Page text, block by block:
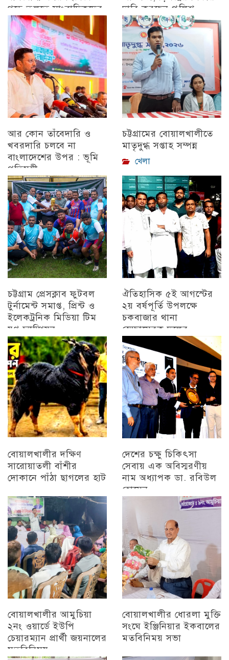
গড়ে তুলতে সাংবাদিকদের
ইতিবাচক ভূমিকা গুরুত্বপূর্ণ
: সিডিএ চেয়ারম্যান
চট্টগ্রাম
দাবি করছেন পুলিশ
অন্যান্য
আর কোন তাঁবেদারি ও
খবরদারি চলবে না
বাংলাদেশের উপর : ভূমি
প্রতিমন্ত্রী
চট্টগ্রাম
চট্টগ্রামের বোয়ালখালীতে
মাতৃদুগ্ধ সপ্তাহ সম্পন্ন
খেলা
চট্টগ্রাম প্রেসক্লাব ফুটবল
টুর্নামেন্ট সমাপ্ত, প্রিন্ট ও
ইলেকট্রনিক মিডিয়া টিম
যুগ্ন চ্যাম্পিয়ন
চট্টগ্রাম
ঐতিহাসিক ৫ই আগস্টের
২য় বর্ষপূর্তি উপলক্ষে
চকবাজার থানা
স্বেচ্ছাসেবক দলের
প্রামাণ্যচিত্র প্রদর্শন ও
বিজয় মিছিল
চট্টগ্রাম
বোয়ালখালীর দক্ষিণ
সারোয়াতলী বাঁশীর
দোকানে পাঁঠা ছাগলের হাট
চট্টগ্রাম
দেশের চক্ষু চিকিৎসা
সেবায় এক অবিস্মরণীয়
নাম অধ্যাপক ডা. রবিউল
হোসেন
বোয়ালখালীর আমুচিয়া
২নং ওয়ার্ডে ইউপি
চেয়ারম্যান প্রার্থী জয়নালের
মতবিনিময়
বোয়ালখালীর ধোরলা মুক্তি
সংঘে ইঞ্জিনিয়ার ইকবালের
মতবিনিময় সভা
চট্টগ্রাম